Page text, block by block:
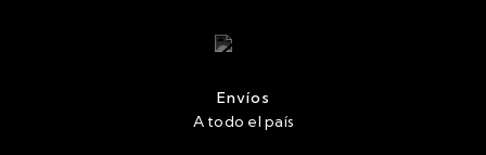
Envíos
A todo el país